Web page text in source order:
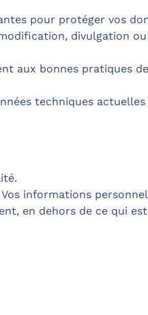
pour protéger vos
divulgation
aux bonnes pratiques
techniques
informations
en dehors de ce qui